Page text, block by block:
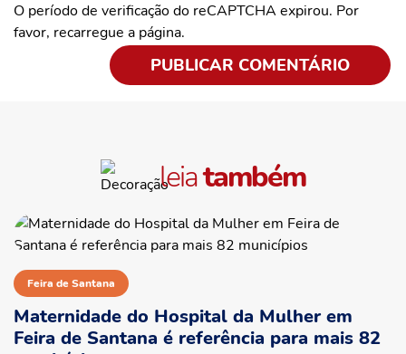
O período de verificação do reCAPTCHA expirou. Por
favor, recarregue a página.
leiatambém
Feira de Santana
Maternidade do Hospital da Mulher em
Feira de Santana é referência para mais 82